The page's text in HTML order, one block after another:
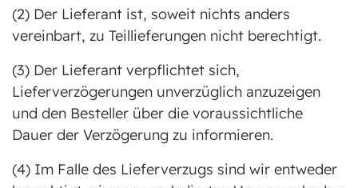
(2) Der Lieferant ist, soweit nichts anders
vereinbart, zu Teillieferungen nicht berechtigt.
(3) Der Lieferant verpflichtet sich,
Lieferverzögerungen unverzüglich anzuzeigen
und den Besteller über die voraussichtliche
Dauer der Verzögerung zu informieren.
(4) Im Falle des Lieferverzugs sind wir entweder